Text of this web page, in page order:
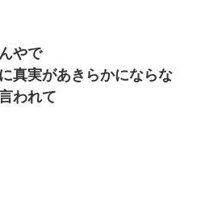
しょう」→ その後に結納金の話を
クしてる」Ａ「ずるい！クレク
チ！バーカ！」→ 後日、Ａ旦那が
土産を渡した。5分後…
やで
真実があきらかにならな
われて